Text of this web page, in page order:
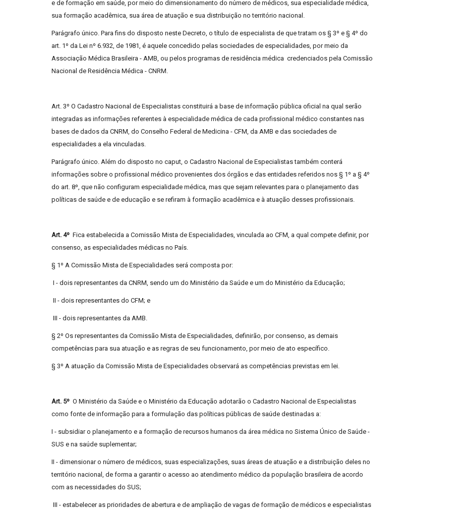
e de formação em saúde, por meio do dimensionamento do número de médicos, sua especialidade médica,
sua formação acadêmica, sua área de atuação e sua distribuição no território nacional.
Parágrafo único. Para fins do disposto neste Decreto, o título de especialista de que tratam os § 3º e § 4º do
art. 1º da Lei nº 6.932, de 1981, é aquele concedido pelas sociedades de especialidades, por meio da
Associação Médica Brasileira - AMB, ou pelos programas de residência médica credenciados pela Comissão
Nacional de Residência Médica - CNRM.
Art. 3º O Cadastro Nacional de Especialistas constituirá a base de informação pública oficial na qual serão
integradas as informações referentes à especialidade médica de cada profissional médico constantes nas
bases de dados da CNRM, do Conselho Federal de Medicina - CFM, da AMB e das sociedades de
especialidades a ela vinculadas.
Parágrafo único. Além do disposto no caput, o Cadastro Nacional de Especialistas também conterá
informações sobre o profissional médico provenientes dos órgãos e das entidades referidos nos § 1º a § 4º
do art. 8º, que não configuram especialidade médica, mas que sejam relevantes para o planejamento das
políticas de saúde e de educação e se refiram à formação acadêmica e à atuação desses profissionais.
Art. 4º Fica estabelecida a Comissão Mista de Especialidades, vinculada ao CFM, a qual compete definir, por
consenso, as especialidades médicas no País.
§ 1º A Comissão Mista de Especialidades será composta por:
I - dois representantes da CNRM, sendo um do Ministério da Saúde e um do Ministério da Educação;
II - dois representantes do CFM; e
III - dois representantes da AMB.
§ 2º Os representantes da Comissão Mista de Especialidades, definirão, por consenso, as demais
competências para sua atuação e as regras de seu funcionamento, por meio de ato específico.
§ 3º A atuação da Comissão Mista de Especialidades observará as competências previstas em lei.
Art. 5º O Ministério da Saúde e o Ministério da Educação adotarão o Cadastro Nacional de Especialistas
como fonte de informação para a formulação das políticas públicas de saúde destinadas a:
I - subsidiar o planejamento e a formação de recursos humanos da área médica no Sistema Único de Saúde -
SUS e na saúde suplementar;
II - dimensionar o número de médicos, suas especializações, suas áreas de atuação e a distribuição deles no
território nacional, de forma a garantir o acesso ao atendimento médico da população brasileira de acordo
com as necessidades do SUS;
III - estabelecer as prioridades de abertura e de ampliação de vagas de formação de médicos e especialistas